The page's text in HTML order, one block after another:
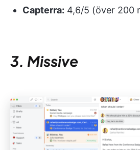
Capterra: 4,6/5 (över 200
3. Missive